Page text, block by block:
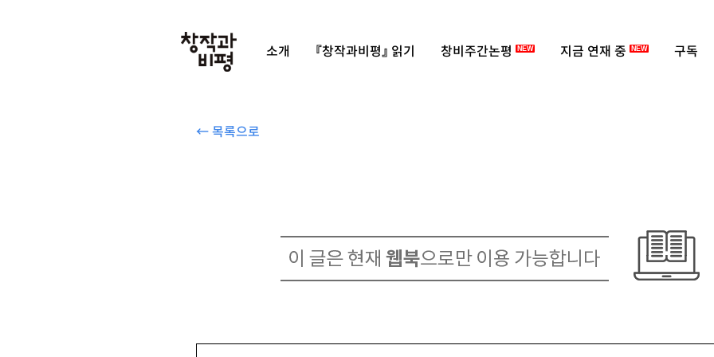
소개 『창작과비평』 읽기 창비주간논평 NEW 지금 연재 중 NEW 구독
← 목록으로